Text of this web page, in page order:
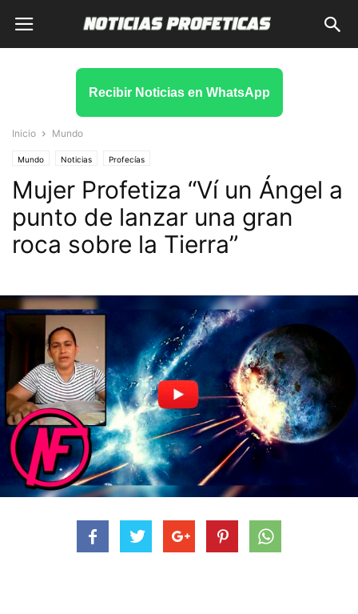
Recibir Noticias en WhatsApp
Inicio Mundo
Mundo Noticias Profecías
Mujer Profetiza “Ví un Ángel a
punto de lanzar una gran
roca sobre la Tierra”